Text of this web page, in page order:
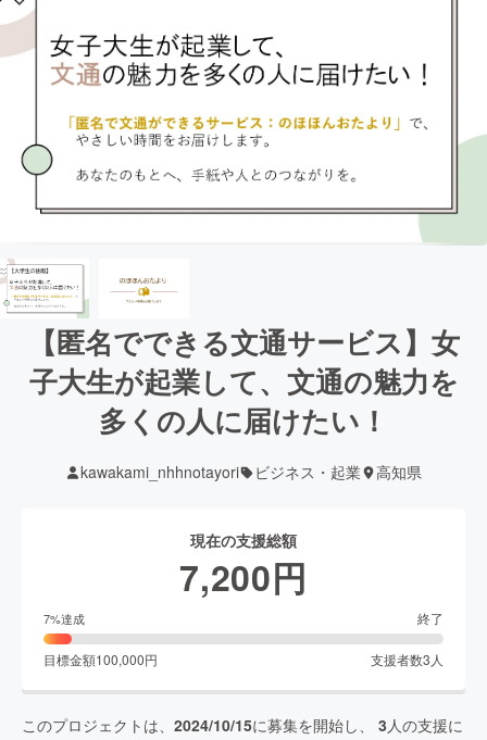
【匿名でできる文通サービス】女
子大生が起業して、文通の魅力を
多くの人に届けたい！
kawakami_nhhnotayori ビジネス・起業 高知県
現在の支援総額
7,200円
7%達成 終了
目標金額100,000円 支援者数3 人
このプロジェクトは、 2024/10/15に募集を開始し、 3人の支援に